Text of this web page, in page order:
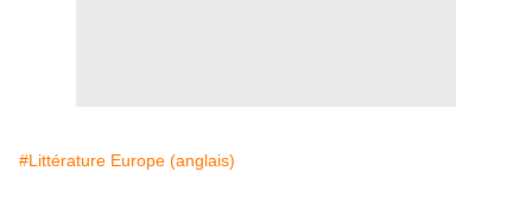
#Littérature Europe (anglais)